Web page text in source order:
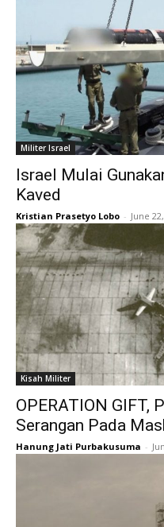
Militer Israel
Israel Mulai
Kaved
Kristian Prasetyo Lobo - June
Kisah Militer
OPERATION GIFT,
Serangan Pada
Hanung Jati Purbakusuma -